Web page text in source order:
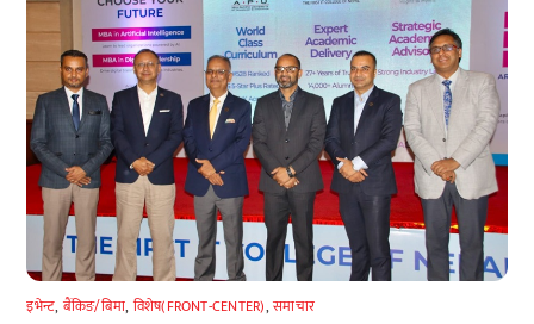
इभेन्ट, बैंकिङ/बिमा, विशेष(FRONT-CENTER),समाचार